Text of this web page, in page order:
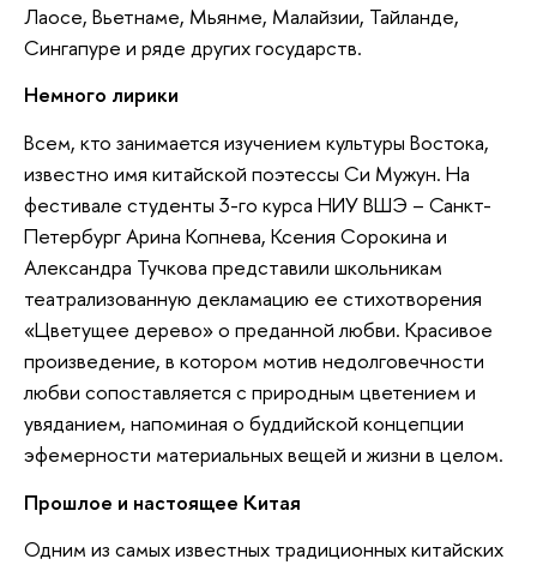
Лаосе, Вьетнаме, Мьянме, Малайзии, Тайланде,
Сингапуре и ряде других государств.
Немного лирики
Всем, кто занимается изучением культуры Востока,
известно имя китайской поэтессы Си Мужун. На
фестивале студенты 3-го курса НИУ ВШЭ – Санкт-
Петербург Арина Копнева, Ксения Сорокина и
Александра Тучкова представили школьникам
театрализованную декламацию ее стихотворения
«Цветущее дерево» о преданной любви. Красивое
произведение, в котором мотив недолговечности
любви сопоставляется с природным цветением и
увяданием, напоминая о буддийской концепции
эфемерности материальных вещей и жизни в целом.
Прошлое и настоящее Китая
Одним из самых известных традиционных китайских